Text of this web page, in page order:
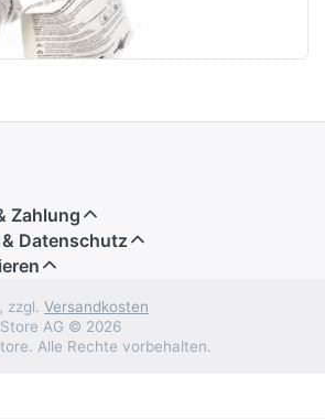
Zahlung
Datenschutz
zzgl. Versandkosten
AG © 2026
Alle Rechte vorbehalten.